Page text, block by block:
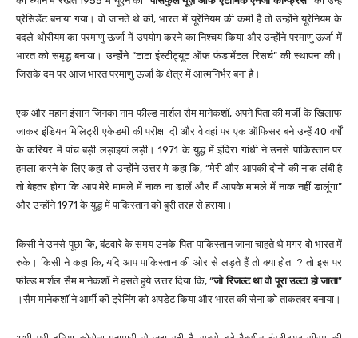
प्रेसिडेंट बनाया गया। वो जानते थे की, भारत में यूरेनियम की कमी है तो उन्होंने यूरेनियम के
बदले थोरीयम का परमाणु ऊर्जा में उपयोग करने का निश्चय किया और उन्होंने परमाणु ऊर्जा में
भारत को समृद्ध बनाया। उन्होंने “टाटा इंस्टीट्यूट ऑफ फंडामेंटल रिसर्च” की स्थापना की।
जिसके दम पर आज भारत परमाणु ऊर्जा के क्षेत्र में आत्मनिर्भर बना है।
एक और महान इंसान जिनका नाम फील्ड मार्शल सैम मानेकशॉ, अपने पिता की मर्जी के खिलाफ
जाकर इंडियन मिलिट्री एकेडमी की परीक्षा दी और वे वहां पर एक ऑफिसर बने उन्हें 40 वर्षों
के करियर में पांच बड़ी लड़ाइयां लड़ी। 1971 के युद्ध में इंदिरा गांधी ने उनसे पाकिस्तान पर
हमला करने के लिए कहा तो उन्होंने उत्तर मे कहा कि, “मेरी और आपकी दोनों की नाक लंबी है
तो बेहतर होगा कि आप मेरे मामले में नाक ना डालें और मैं आपके मामले में नाक नहीं डालूंगा”
और उन्होंने 1971 के युद्ध में पाकिस्तान को बुरी तरह से हराया।
किसी ने उनसे पूछा कि, बंटवारे के समय उनके पिता पाकिस्तान जाना चाहते थे मगर वो भारत में
रुके। किसी ने कहा कि, यदि आप पाकिस्तान की ओर से लड़ते हैं तो क्या होता ? तो इस पर
फील्ड मार्शल सैम मानेकशॉ ने हसते हुये उत्तर दिया कि, “जो रिजल्टथा वोपूरा उल्टा हो जाता”
।सैम मानेकशॉ ने आर्मी की ट्रेनिंग को अपडेट किया और भारत की सेना को ताकतवर बनाया।